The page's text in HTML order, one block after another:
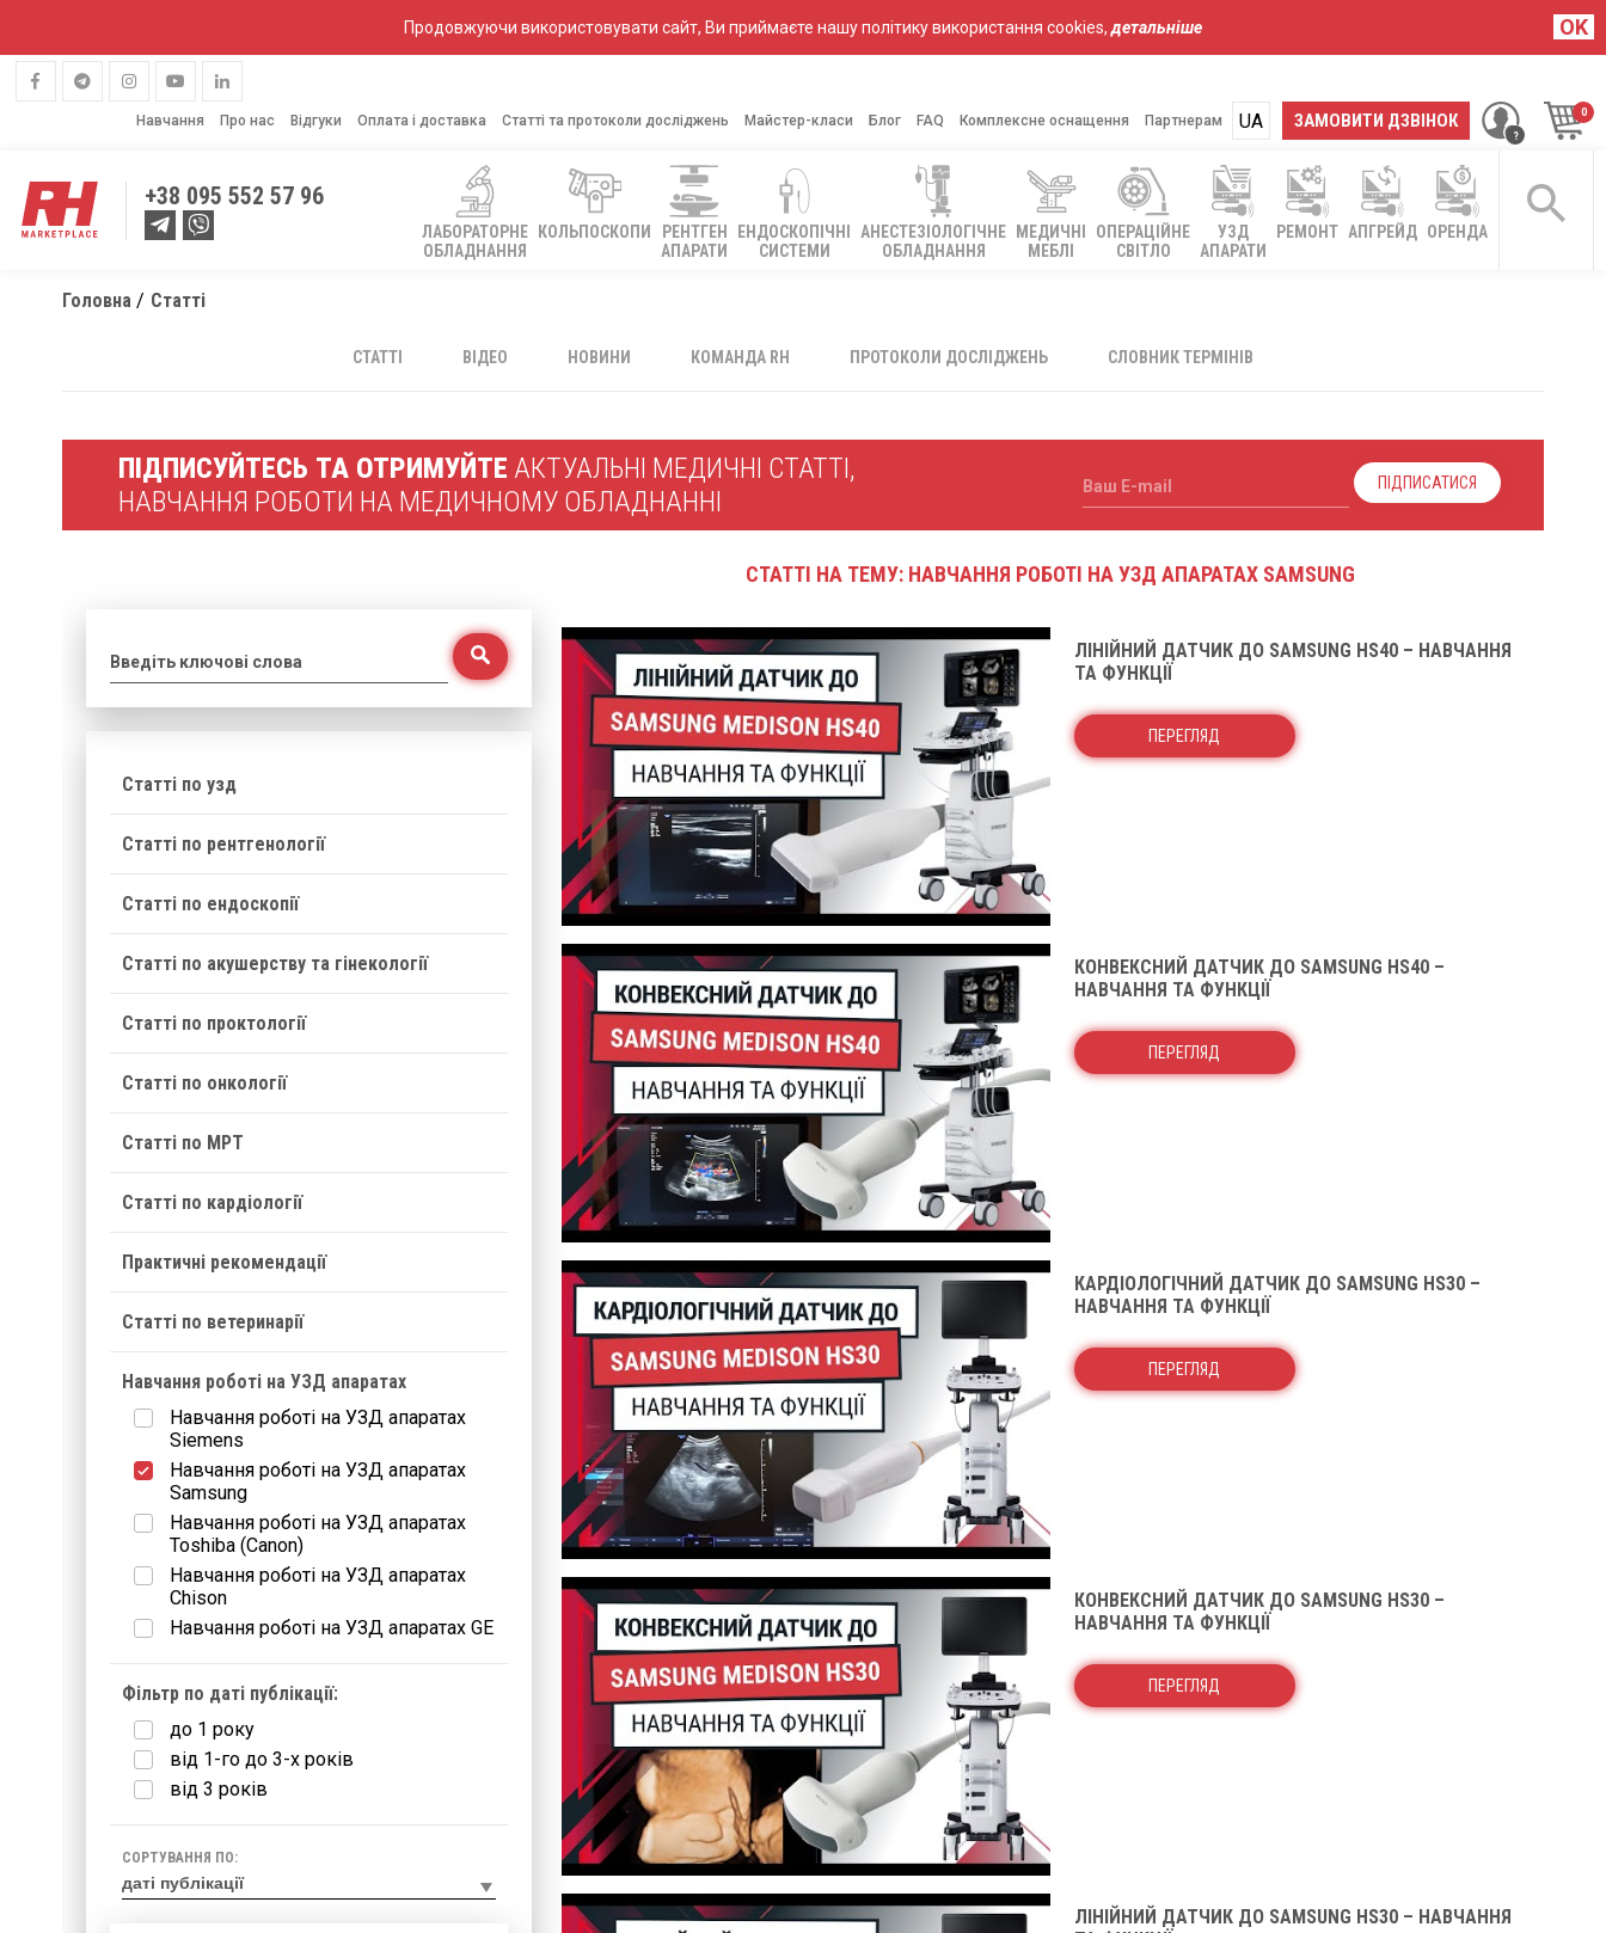
Продовжуючи використовувати сайт, Ви приймаєте нашу політику використання cookies,детальніше OK
Навчання Про нас Відгуки Оплата і доставка Статті та протоколи досліджень Майстер-класи Блог FAQ Комплексне оснащення Партнерам ЗАМОВИТИ ДЗВІНОК
UA
RU
+38 095 552 57 96
ЛАБОРАТОРНЕ
ОБЛАДНАННЯ
КОЛЬПОСКОПИ
РЕНТГЕН
АПАРАТИ
ЕНДОСКОПІЧНІ
СИСТЕМИ
АНЕСТЕЗІОЛОГІЧНЕ
ОБЛАДНАННЯ
МЕДИЧНІ
МЕБЛІ
ОПЕРАЦІЙНЕ
СВІТЛО
УЗД
АПАРАТИ
РЕМОНТ АПГРЕЙД ОРЕНДА
Головна Статті
СТАТТІ ВІДЕО НОВИНИ КОМАНДА RH ПРОТОКОЛИ ДОСЛІДЖЕНЬ СЛОВНИК ТЕРМІНІВ
ПІДПИСУЙТЕСЬ ТА ОТРИМУЙТЕ АКТУАЛЬНІ МЕДИЧНІ СТАТТІ,
НАВЧАННЯ РОБОТИ НА МЕДИЧНОМУ ОБЛАДНАННІ
Ваш E-mail ПІДПИСАТИСЯ
Введіть ключові слова
Статті по узд
Статті по рентгенології
Статті по ендоскопії
Статті по акушерству та гінекології
Статті по проктології
Статті по онкології
Статті по МРТ
Статті по кардіології
Практичні рекомендації
Статті по ветеринарії
Навчання роботі на УЗД апаратах
Навчання роботі на УЗД апаратах
Siemens
Навчання роботі на УЗД апаратах
Samsung
Навчання роботі на УЗД апаратах
Toshiba (Canon)
Навчання роботі на УЗД апаратах
Chison
Навчання роботі на УЗД апаратах GE
Фільтр по даті публікації:
до 1 року
від 1-го до 3-х років
від 3 років
СОРТУВАННЯ ПО:
СТАТТІ НА ТЕМУ: НАВЧАННЯ РОБОТІ НА УЗД АПАРАТАХ SAMSUNG
ЛІНІЙНИЙ ДАТЧИК ДО SAMSUNG HS40 – НАВЧАННЯ
ТА ФУНКЦІЇ
ПЕРЕГЛЯД
КОНВЕКСНИЙ ДАТЧИК ДО SAMSUNG HS40 –
НАВЧАННЯ ТА ФУНКЦІЇ
ПЕРЕГЛЯД
КАРДІОЛОГІЧНИЙ ДАТЧИК ДО SAMSUNG HS30 –
НАВЧАННЯ ТА ФУНКЦІЇ
ПЕРЕГЛЯД
КОНВЕКСНИЙ ДАТЧИК ДО SAMSUNG HS30 –
НАВЧАННЯ ТА ФУНКЦІЇ
ПЕРЕГЛЯД
ЛІНІЙНИЙ ДАТЧИК ДО SAMSUNG HS30 – НАВЧАННЯ